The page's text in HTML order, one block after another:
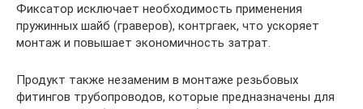
Фиксатор исключает необходимость применения
пружинных шайб (граверов), контргаек, что ускоряет
монтаж и повышает экономичность затрат.
Продукт также незаменим в монтаже резьбовых
фитингов трубопроводов, которые предназначены для